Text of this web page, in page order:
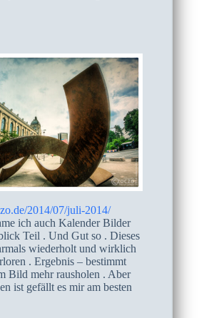
2014/07/juli-2014/
ich auch Kalender Bilder
Teil . Und Gut so . Dieses
wiederholt und wirklich
. Ergebnis – bestimmt
Bild mehr rausholen . Aber
ist gefällt es mir am besten